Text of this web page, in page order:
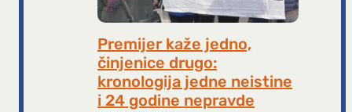
Premijer kaže jedno,
činjenice drugo:
kronologija jedne neistine
i 24 godine nepravde